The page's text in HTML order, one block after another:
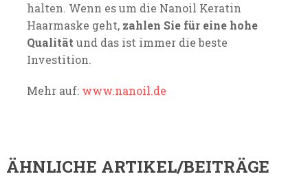
halten. Wenn es um die Nanoil Keratin
Haarmaske geht, zahlen Sie für eine hohe
Qualität und das ist immer die beste
Investition.
Mehr auf: www.nanoil.de
ÄHNLICHE ARTIKEL/BEITRÄGE